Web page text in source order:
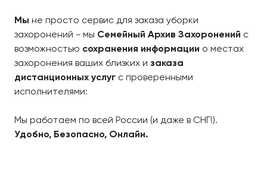
Мы не просто сервис для заказа уборки
захоронений - мы Семейный Архив Захоронений с
возможностью сохранения информации о местах
захоронения ваших близких и заказа
дистанционных услуг с проверенными
исполнителями:
Мы работаем по всей России (и даже в СНГ!).
Удобно, Безопасно, Онлайн.